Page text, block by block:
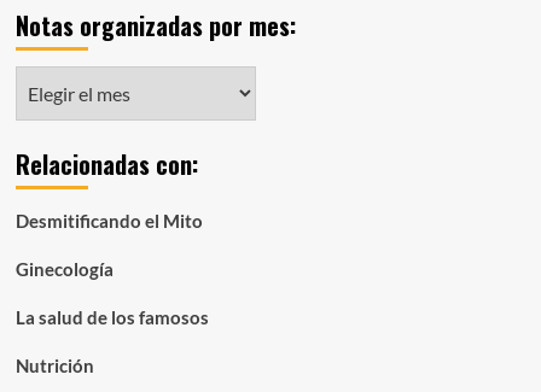
Notas organizadas por mes:
organizadas
mes:
Relacionadas con:
Desmitificando el Mito
Ginecología
La salud de los famosos
Nutrición